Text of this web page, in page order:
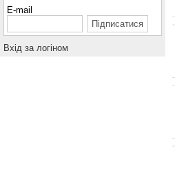
E-mail
Вхiд за логiном